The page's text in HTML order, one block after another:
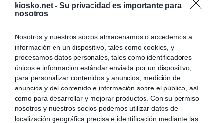
kiosko.net - Su privacidad es importante para
nosotros
Nosotros y nuestros socios almacenamos o accedemos a
información en un dispositivo, tales como cookies, y
procesamos datos personales, tales como identificadores
únicos e información estándar enviada por un dispositivo,
para personalizar contenidos y anuncios, medición de
anuncios y del contenido e información sobre el público, así
como para desarrollar y mejorar productos. Con su permiso,
nosotros y nuestros socios podemos utilizar datos de
localización geográfica precisa e identificación mediante las
© Kiosko.net Terms and Conditions Privacy and Cookies